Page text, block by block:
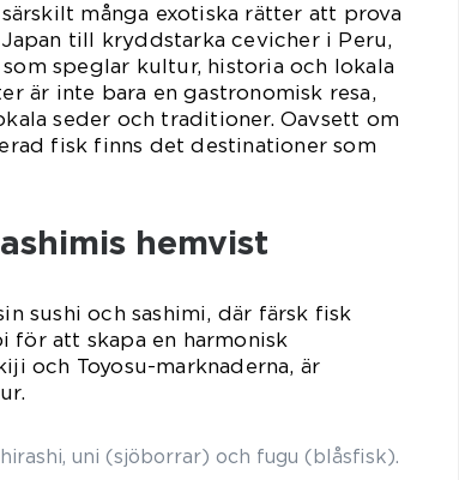
många exotiska rätter att prova
till kryddstarka cevicher i Peru,
speglar kultur, historia och lokala
är inte bara en gastronomisk resa,
seder och traditioner. Oavsett om
fisk finns det destinationer som
hemvist
sushi och sashimi, där färsk fisk
för att skapa en harmonisk
och Toyosu-marknaderna, är
uni (sjöborrar) och fugu (blåsfisk).